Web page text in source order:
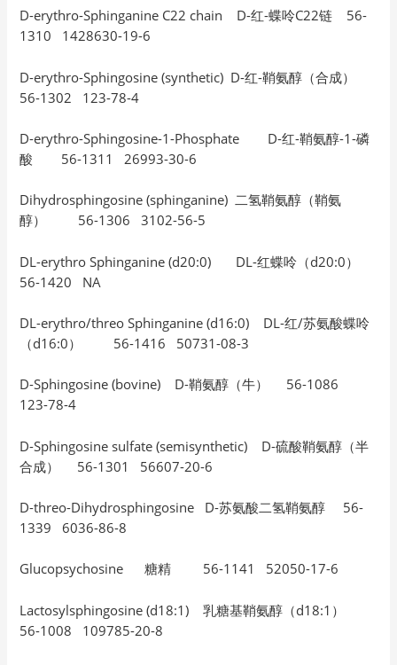
D-erythro-Sphinganine C22 chain D-红-蝶呤C22链 56-
1310 1428630-19-6
D-erythro-Sphingosine (synthetic) D-红-鞘氨醇（合成）
56-1302 123-78-4
D-erythro-Sphingosine-1-Phosphate D-红-鞘氨醇-1-磷
酸 56-1311 26993-30-6
Dihydrosphingosine (sphinganine) 二氢鞘氨醇（鞘氨
醇） 56-1306 3102-56-5
DL-erythro Sphinganine (d20:0) DL-红蝶呤（d20:0）
56-1420 NA
DL-erythro/threo Sphinganine (d16:0) DL-红/苏氨酸蝶呤
（d16:0） 56-1416 50731-08-3
D-Sphingosine (bovine) D-鞘氨醇（牛） 56-1086
123-78-4
D-Sphingosine sulfate (semisynthetic) D-硫酸鞘氨醇（半
合成） 56-1301 56607-20-6
D-threo-Dihydrosphingosine D-苏氨酸二氢鞘氨醇 56-
1339 6036-86-8
Glucopsychosine 糖精 56-1141 52050-17-6
Lactosylsphingosine (d18:1) 乳糖基鞘氨醇（d18:1）
56-1008 109785-20-8